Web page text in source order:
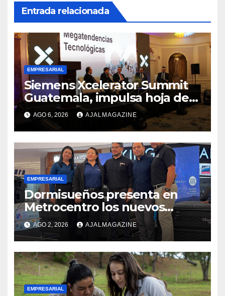
Entrada relacionada
EMPRESARIAL
Siemens Xcelerator Summit
Guatemala, impulsa hoja de
ruta para acelerar la
competitividad del país
AGO 6, 2026 AJALMAGAZINE
EMPRESARIAL
Dormisueños presenta en
Metrocentro los nuevos
modelos Muna Care de
Comfort Life: Innovación y
calidad en descanso
AGO 2, 2026 AJALMAGAZINE
EMPRESARIAL